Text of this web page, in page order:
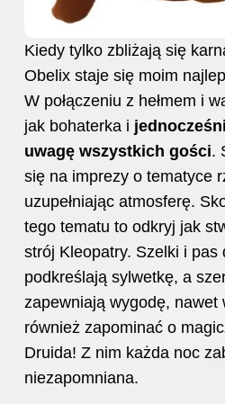
Kiedy tylko zbliżają się
Obelix staje się moim
W połączeniu z hełmem i
jak bohaterka i
uwagę wszystkich gości.
się na imprezy o tematyce
uzupełniając atmosferę.
tego tematu to odkryj jak
strój Kleopatry. Szelki i pas
podkreślają sylwetkę, a
zapewniają wygodę, nawet
również zapominać o
Druida! Z nim każda noc
niezapomniana.